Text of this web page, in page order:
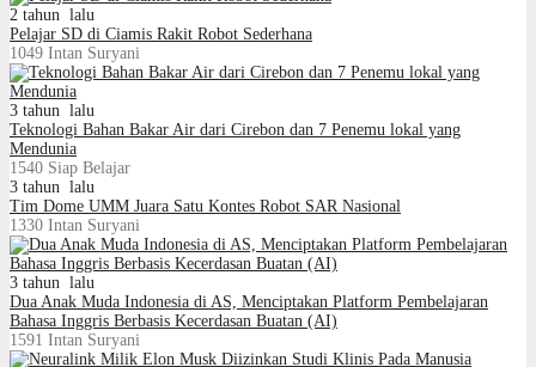
2 tahun lalu
Pelajar SD di Ciamis Rakit Robot Sederhana
1049 Intan Suryani
3 tahun lalu
Teknologi Bahan Bakar Air dari Cirebon dan 7 Penemu lokal yang
Mendunia
1540 Siap Belajar
3 tahun lalu
Tim Dome UMM Juara Satu Kontes Robot SAR Nasional
1330 Intan Suryani
3 tahun lalu
Dua Anak Muda Indonesia di AS, Menciptakan Platform Pembelajaran
Bahasa Inggris Berbasis Kecerdasan Buatan (AI)
1591 Intan Suryani